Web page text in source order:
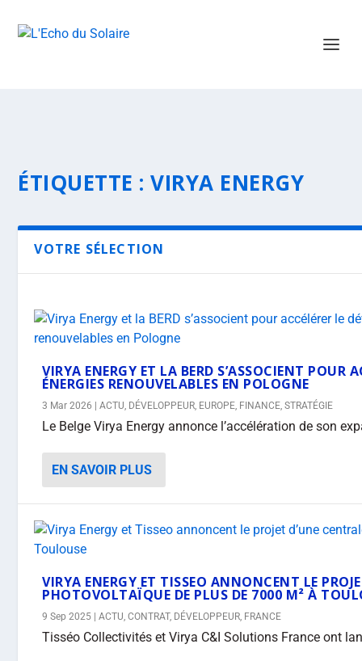
ÉTIQUETTE :VIRYA ENERGY
VOTRE SÉLECTION
VIRYA ENERGY ET LA BERD S’ASSOCIENT POUR
ÉNERGIES RENOUVELABLES EN POLOGNE
3 Mar 2026 |ACTU, DÉVELOPPEUR, EUROPE, FINANCE,STRATÉGIE
Le Belge Virya Energy annonce l’accélération de son
EN SAVOIR PLUS
VIRYA ENERGY ET TISSEO ANNONCENT LE
PHOTOVOLTAÏQUE DE PLUS DE 7000 M² À
9 Sep 2025 |ACTU,CONTRAT, DÉVELOPPEUR, FRANCE
Tisséo Collectivités et Virya C&I Solutions France ont